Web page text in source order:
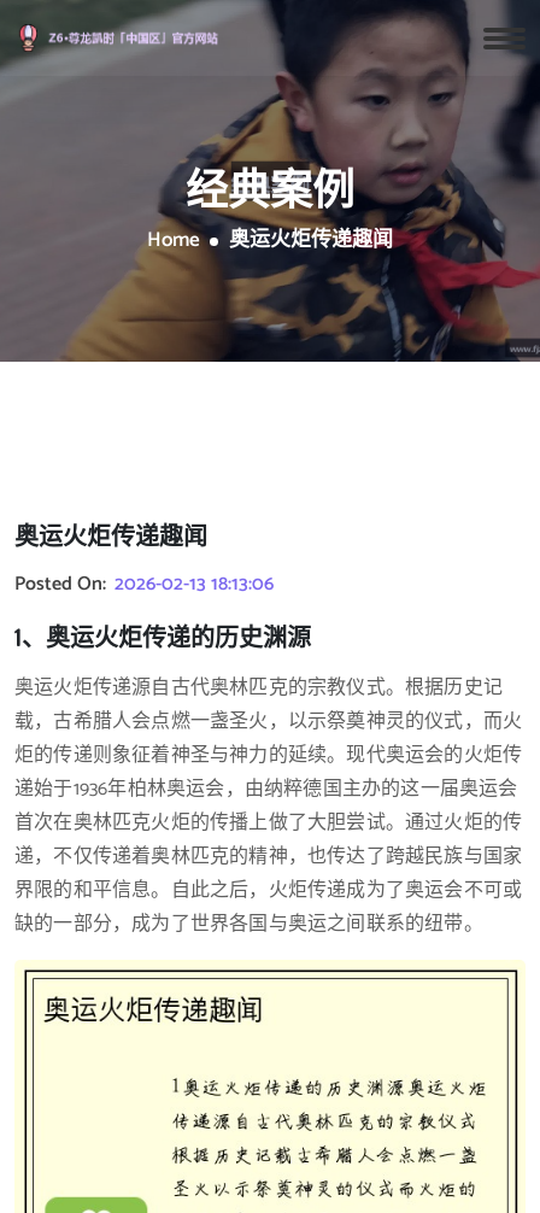
经典案例
Home 奥运火炬传递趣闻
奥运火炬传递趣闻
Posted On: 2026-02-13 18:13:06
1、奥运火炬传递的历史渊源
奥运火炬传递源自古代奥林匹克的宗教仪式。根据历史记
载，古希腊人会点燃一盏圣火，以示祭奠神灵的仪式，而火
炬的传递则象征着神圣与神力的延续。现代奥运会的火炬传
递始于1936年柏林奥运会，由纳粹德国主办的这一届奥运会
首次在奥林匹克火炬的传播上做了大胆尝试。通过火炬的传
递，不仅传递着奥林匹克的精神，也传达了跨越民族与国家
界限的和平信息。自此之后，火炬传递成为了奥运会不可或
缺的一部分，成为了世界各国与奥运之间联系的纽带。